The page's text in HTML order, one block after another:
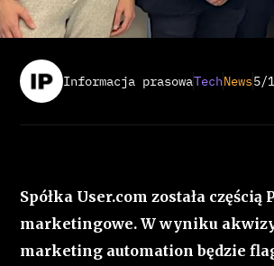
Informacja prasowaTechNews5/
Spółka User.com została
marketingowe. W wyniku
marketing automation będzie